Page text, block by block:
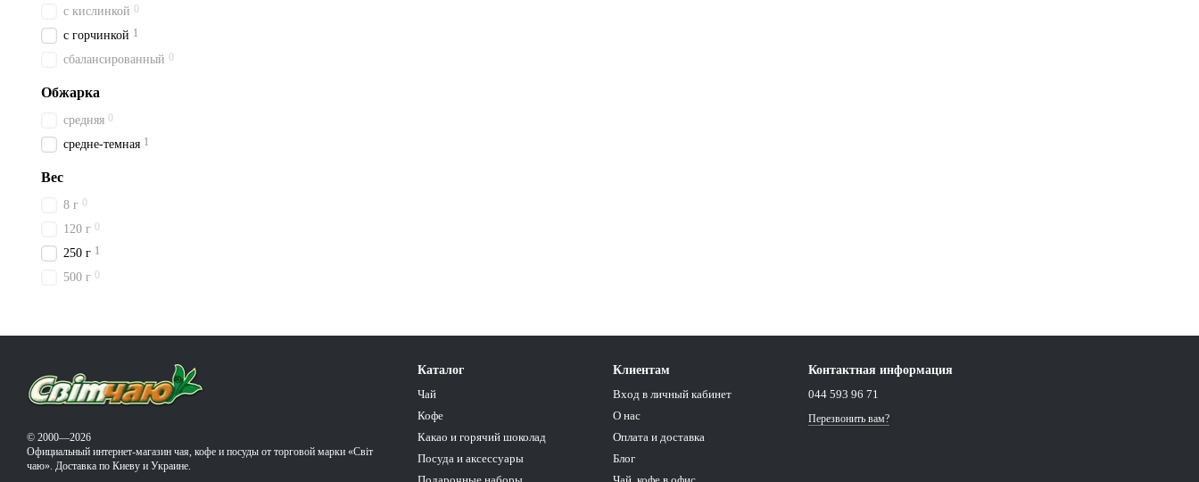
с кислинкой 0
с горчинкой 1
сбалансированный 0
Обжарка
средняя 0
средне-темная 1
Вес
8 г 0
120 г 0
250 г 1
500 г 0
© 2000—2026
Официальный интернет-магазин чая, кофе и посуды от торговой марки «Світ
чаю». Доставка по Киеву и Украине.
Каталог
Чай
Кофе
Какао и горячий шоколад
Посуда и аксессуары
Клиентам
Вход в личный кабинет
О нас
Оплата и доставка
Блог
Контактная информация
044 593 96 71
Перезвонить вам?